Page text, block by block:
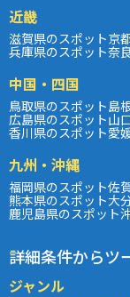
近畿
滋賀県のスポット京
兵庫県のスポット奈
中国・四国
鳥取県のスポット島
広島県のスポット山
香川県のスポット愛
九州・沖縄
福岡県のスポット佐
熊本県のスポット大
鹿児島県のスポット
詳細条件からツ
ジャンル